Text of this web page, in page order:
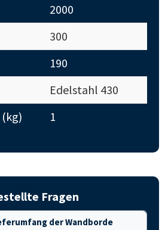
2000
300
190
Edelstahl 430
1
Fragen
der Wandborde